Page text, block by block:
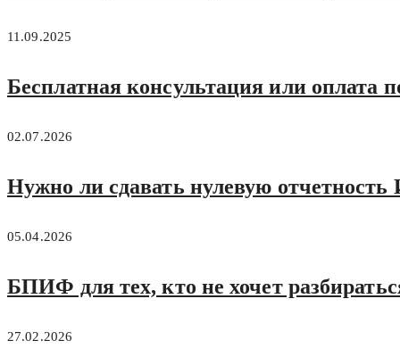
11.09.2025
Бесплатная консультация или оплата
02.07.2026
Нужно ли сдавать нулевую
05.04.2026
БПИФ для тех, кто не хочет
27.02.2026